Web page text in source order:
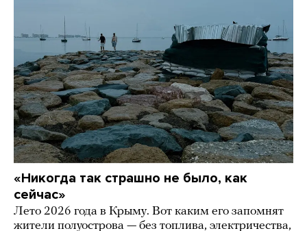
«Никогда так страшно не было, как
сейчас»
Лето 2026 года в Крыму. Вот каким его запомнят
жители полуострова — без топлива, электричества,